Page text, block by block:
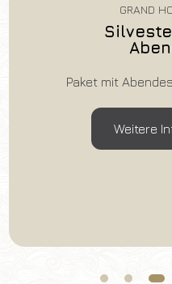
GRAND
Paket mit
Weitere